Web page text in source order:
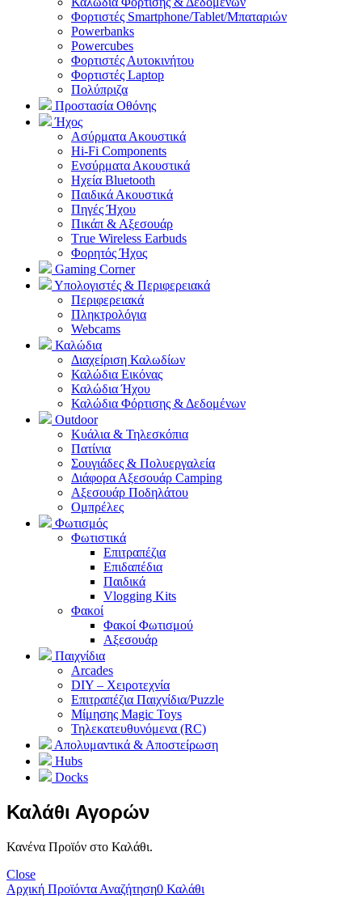
Φορτιστές Smartphone/Tablet/Μπαταριών
Powerbanks
Powercubes
Φορτιστές Αυτοκινήτου
Φορτιστές Laptop
Πολύπριζα
Προστασία Οθόνης
Ήχος
Ασύρματα Ακουστικά
Hi-Fi Components
Ενσύρματα Ακουστικά
Ηχεία Bluetooth
Παιδικά Ακουστικά
Πηγές Ήχου
Πικάπ & Αξεσουάρ
Τrue Wireless Earbuds
Φορητός Ήχος
Gaming Corner
Υπολογιστές & Περιφερειακά
Περιφερειακά
Πληκτρολόγια
Webcams
Καλώδια
Διαχείριση Καλωδίων
Καλώδια Εικόνας
Καλώδια Ήχου
Καλώδια Φόρτισης & Δεδομένων
Outdoor
Κυάλια & Τηλεσκόπια
Πατίνια
Σουγιάδες & Πολυεργαλεία
Διάφορα Αξεσουάρ Camping
Αξεσουάρ Ποδηλάτου
Ομπρέλες
Φωτισμός
Φωτιστικά
Επιτραπέζια
Επιδαπέδια
Παιδικά
Vlogging Kits
Φακοί
Φακοί Φωτισμού
Αξεσουάρ
Παιχνίδια
Arcades
DIY – Χειροτεχνία
Επιτραπέζια Παιχνίδια/Puzzle
Μίμησης Magic Toys
Τηλεκατευθυνόμενα (RC)
Απολυμαντικά & Αποστείρωση
Hubs
Docks
Καλάθι Αγορών
Κανένα Προϊόν στο Καλάθι.
Close
Αρχική Προϊόντα Αναζήτηση0 Καλάθι